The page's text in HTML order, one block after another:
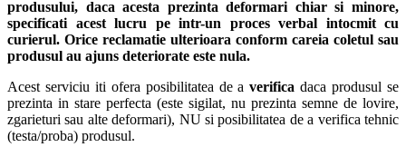
produsului, daca acesta prezinta deformari chiar si minore,
specificati acest lucru pe intr-un proces verbal intocmit cu
curierul. Orice reclamatie ulterioara conform careia coletul sau
produsul au ajuns deteriorate este nula.
Acest serviciu iti ofera posibilitatea de averifica daca produsul se
prezinta in stare perfecta (este sigilat, nu prezinta semne de lovire,
zgarieturi sau alte deformari), NU si posibilitatea de a verifica tehnic
(testa/proba) produsul.